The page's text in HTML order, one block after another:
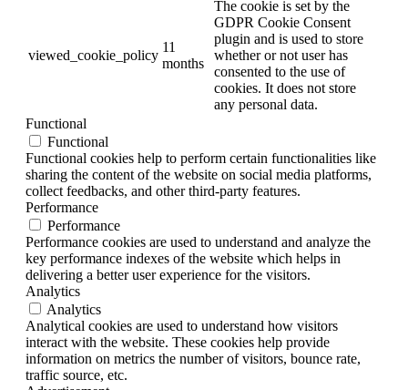
viewed_cookie_policy
11
months
The cookie is set by the
GDPR Cookie Consent
plugin and is used to store
whether or not user has
consented to the use of
cookies. It does not store
any personal data.
Functional
Functional
Functional cookies help to perform certain functionalities like
sharing the content of the website on social media platforms,
collect feedbacks, and other third-party features.
Performance
Performance
Performance cookies are used to understand and analyze the
key performance indexes of the website which helps in
delivering a better user experience for the visitors.
Analytics
Analytics
Analytical cookies are used to understand how visitors
interact with the website. These cookies help provide
information on metrics the number of visitors, bounce rate,
traffic source, etc.